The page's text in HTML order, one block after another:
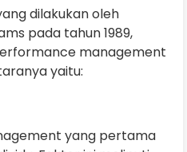
dilakukan oleh
pada tahun 1989,
management
yaitu:
yang pertama